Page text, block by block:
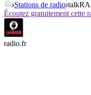
Stations de radio
Écoutez gratuitement cette
radio.fr